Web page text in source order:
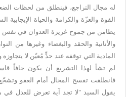
له مجال التراجع، فينطلق من لحظات
القوة والعزّة والكرامة والحياة الإيجابية
يطامن من جموح غريزة
العدوان في نفس
والأنانية والحقد والبغضاء وغيرها من
المادية التي توقفه عند حدٍّ مُعيّن لا
لم تشأ لهذا التشريع أن يكون جافاً
فانطلقت تفسح المجال أمام
العفو
يقول السيد "لا تجد آية تعرض للعدل في